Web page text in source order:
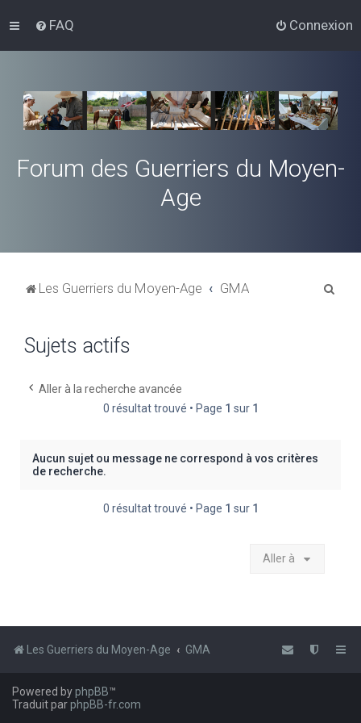
FAQ Connexion
Forum des Guerriers du Moyen-
Age
Les Guerriers du Moyen-Age GMA
Sujets actifs
Aller à la recherche avancée
0 résultat trouvé • Page 1 sur 1
Aucun sujet ou message ne correspond à vos critères
de recherche.
0 résultat trouvé • Page 1 sur 1
Aller à
Les Guerriers du Moyen-Age GMA
Powered byphpBB™
Traduit parphpBB-fr.com